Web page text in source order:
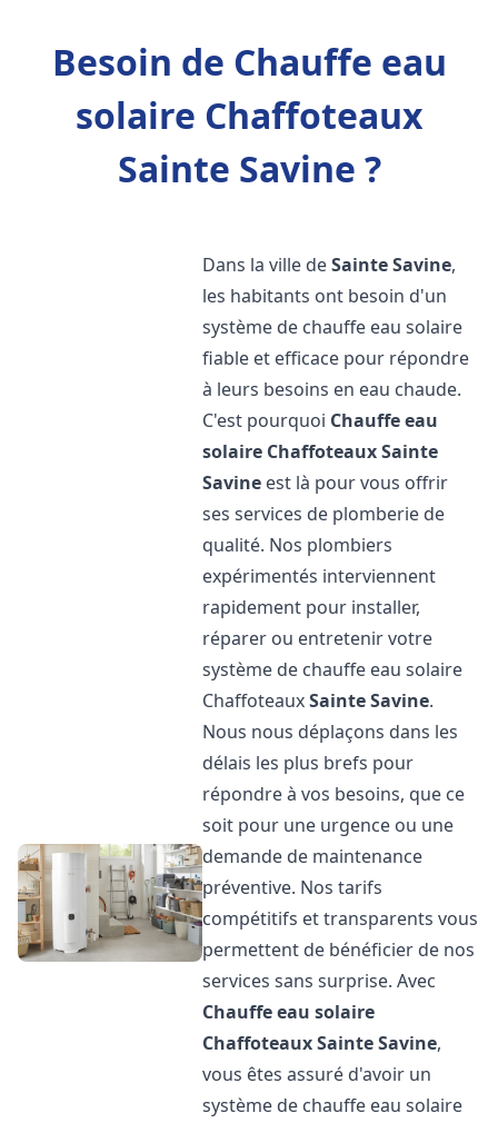
Besoin de Chauffe eau
solaire Chaffoteaux
Sainte Savine ?
Dans la ville deSainte Savine,
les habitants ont besoin d'un
système de chauffe eau solaire
fiable et efficace pour répondre
à leurs besoins en eau chaude.
C'est pourquoi Chauffe eau
solaire ChaffoteauxSainte
Savine est là pour vous offrir
ses services de plomberie de
qualité. Nos plombiers
expérimentés interviennent
rapidement pour installer,
réparer ou entretenir votre
système de chauffe eau solaire
ChaffoteauxSainte Savine.
Nous nous déplaçons dans les
délais les plus brefs pour
répondre à vos besoins, que ce
soit pour une urgence ou une
demande de maintenance
préventive. Nos tarifs
compétitifs et transparents vous
permettent de bénéficier de nos
services sans surprise. Avec
Chauffe eau solaire
ChaffoteauxSainte Savine,
vous êtes assuré d'avoir un
système de chauffe eau solaire